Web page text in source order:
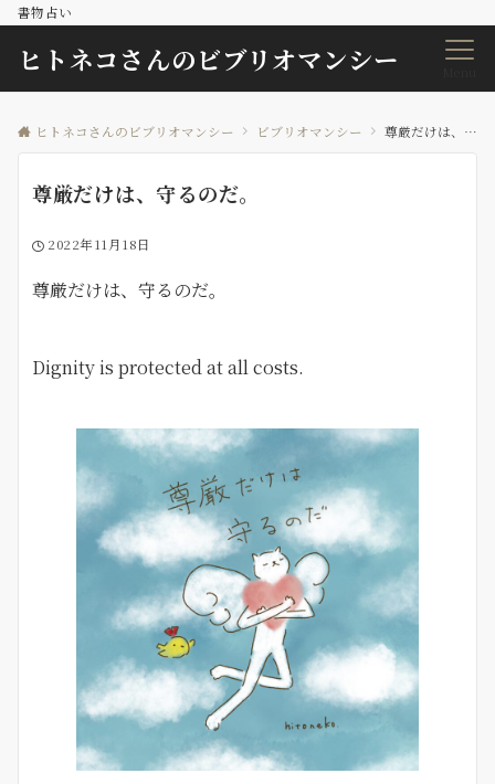
書物占い
ヒトネコさんのビブリオマンシー
ヒトネコさんのビブリオマンシー ビブリオマンシー 尊厳だけは、守るのだ。
尊厳だけは、守るのだ。
2022年11月18日
尊厳だけは、守るのだ。
Dignity is protected at all costs.